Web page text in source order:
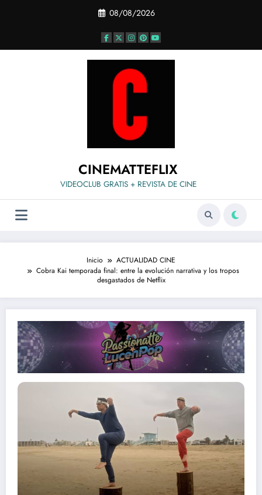
08/08/2026
CINEMATTEFLIX
VIDEOCLUB GRATIS + REVISTA DE CINE
Inicio
ACTUALIDAD CINE
Cobra Kai temporada final: entre la evolución narrativa y los tropos
desgastados de Netflix